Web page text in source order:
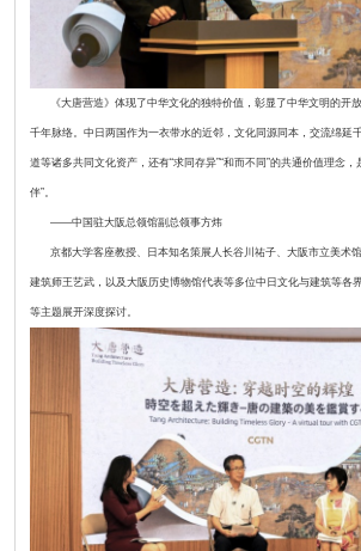
《大唐营造》体现了中华文化的独特价值，彰显了中华文明的开
千年脉络。中日两国作为一衣带水的近邻，文化同源同本，交流绵延
道等诸多共同文化资产，还有“求同存异”“和而不同”的共通价值理念，
伴”。
——中国驻大阪总领馆副总领事方炜
京都大学客座教授、日本知名策展人长谷川祐子、大阪市立美术
建筑师王艺武，以及大阪历史博物馆代表等多位中日文化与建筑等各
等主题展开深度探讨。